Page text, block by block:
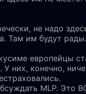
не надо
Там им будут рады.
европейцы
них, конечно,
MLP. Это